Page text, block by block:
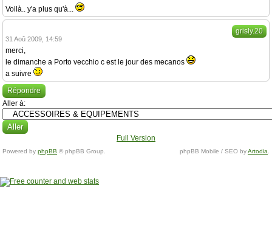
Voilà.. y'a plus qu'à...
grisly.20
31 Aoû 2009, 14:59
merci,
le dimanche a Porto vecchio c est le jour des mecanos
a suivre
Répondre
Aller à:
Full Version
Powered by phpBB © phpBB Group. phpBB Mobile / SEO byArtodia